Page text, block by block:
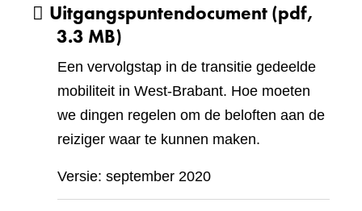
Uitgangspuntendocument(pdf,
3.3 MB)
Een vervolgstap in de transitie gedeelde
mobiliteit in West-Brabant. Hoe moeten
we dingen regelen om de beloften aan de
reiziger waar te kunnen maken.
Versie: september 2020